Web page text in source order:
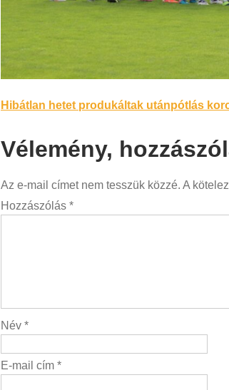
Bejegyzés
navigáció
Hibátlan hetet produkáltak utánpótlás
Vélemény,
Az e-mail címet nem tesszük közzé. A
Hozzászólás *
Név *
E-mail cím *